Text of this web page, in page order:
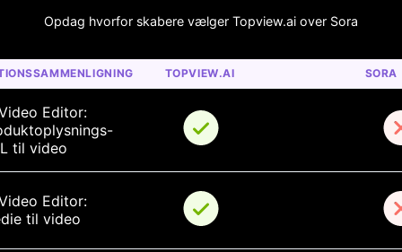
Opdag hvorfor skabere vælger Topview.ai over Sora
TOPVIEW.AI SORA
Editor:
til video
Editor:
til video